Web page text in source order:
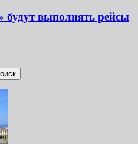
будут выполнять рейсы